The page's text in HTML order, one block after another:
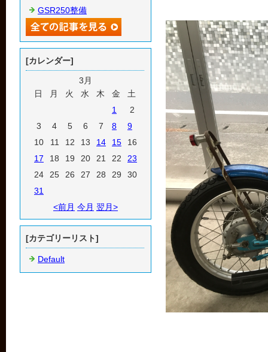
GSR250整備
[カレンダー]
3月
日
月 火 水 木 金
土
1
2
3
4 5 6 7 8
9
10
11 12 13 14 15
16
17
18 19 20 21 22
23
24
25 26 27 28 29
30
31
<前月 今月 翌月>
[カテゴリーリスト]
Default